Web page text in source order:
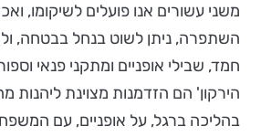
משני עשורים אנו פועלים לשיקומו,
השתפרה, ניתן לשוט בנחל בבטחה,
חמד, שבילי אופניים ומתקני פנאי
הירקון' הם הזדמנות מצוינת ליהנות
בהליכה ברגל, על אופניים, עם